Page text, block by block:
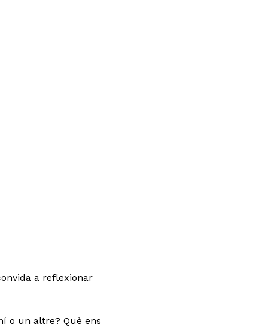
a reflexionar
o un altre? Què ens